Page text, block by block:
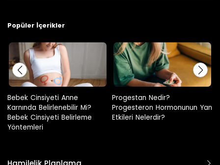
Popüler İçerikler
Progestan Nedir?
Progesteron Hormonunun Yan
Etkileri Nelerdir?
Hamilelikte Adet Görülür Mü?